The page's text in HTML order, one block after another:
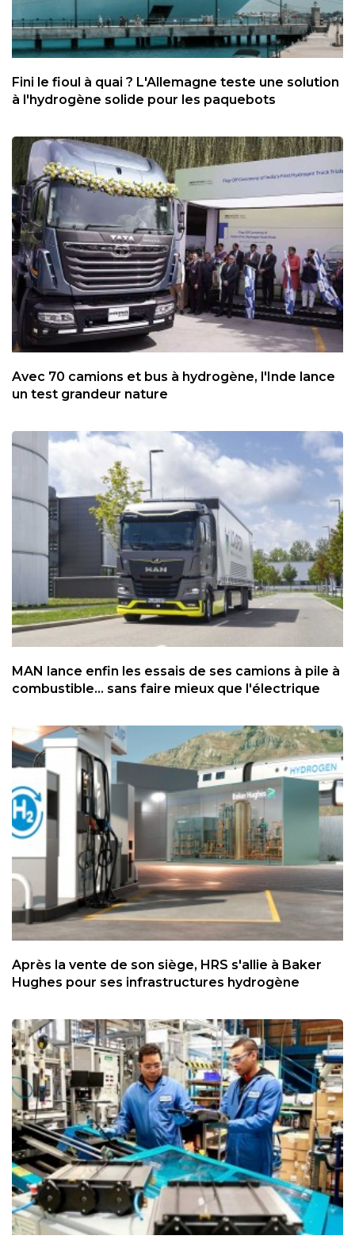
Fini le fioul à quai ? L'Allemagne teste une solution
à l'hydrogène solide pour les paquebots
Avec 70 camions et bus à hydrogène, l'Inde lance
un test grandeur nature
MAN lance enfin les essais de ses camions à pile à
combustible... sans faire mieux que l'électrique
Après la vente de son siège, HRS s'allie à Baker
Hughes pour ses infrastructures hydrogène